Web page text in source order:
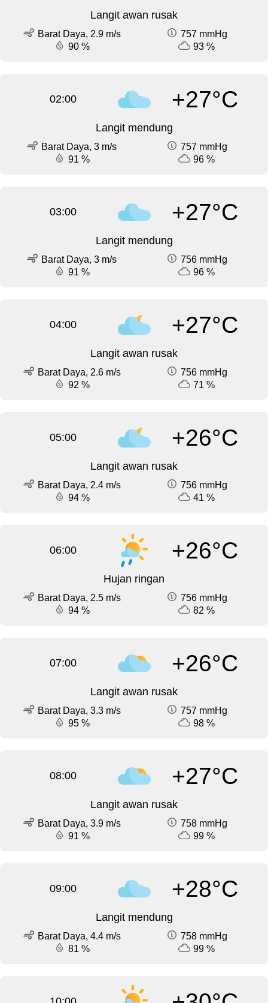
Langit awan rusak
Barat Daya, 2.9 m/s
757 mmHg
90 %
93 %
02:00 +27°C
Langit mendung
Barat Daya, 3 m/s
757 mmHg
91 %
96 %
03:00 +27°C
Langit mendung
Barat Daya, 3 m/s
756 mmHg
91 %
96 %
04:00 +27°C
Langit awan rusak
Barat Daya, 2.6 m/s
756 mmHg
92 %
71 %
05:00 +26°C
Langit awan rusak
Barat Daya, 2.4 m/s
756 mmHg
94 %
41 %
06:00 +26°C
Hujan ringan
Barat Daya, 2.5 m/s
756 mmHg
94 %
82 %
07:00 +26°C
Langit awan rusak
Barat Daya, 3.3 m/s
757 mmHg
95 %
98 %
08:00 +27°C
Langit awan rusak
Barat Daya, 3.9 m/s
758 mmHg
91 %
99 %
09:00 +28°C
Langit mendung
Barat Daya, 4.4 m/s
758 mmHg
81 %
99 %